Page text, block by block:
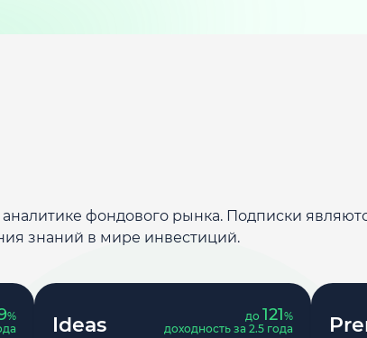
фондового рынка. Подписки
знаний в мире инвестиций.
%
Ideas до 121%
доходность за 2.5 года